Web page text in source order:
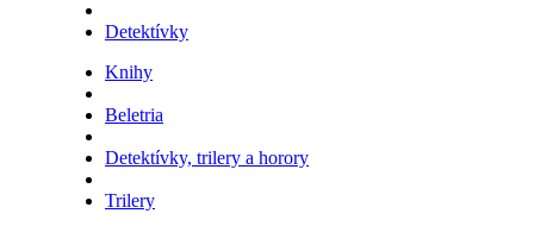
Detektívky
Knihy
Beletria
Detektívky, trilery a horory
Trilery